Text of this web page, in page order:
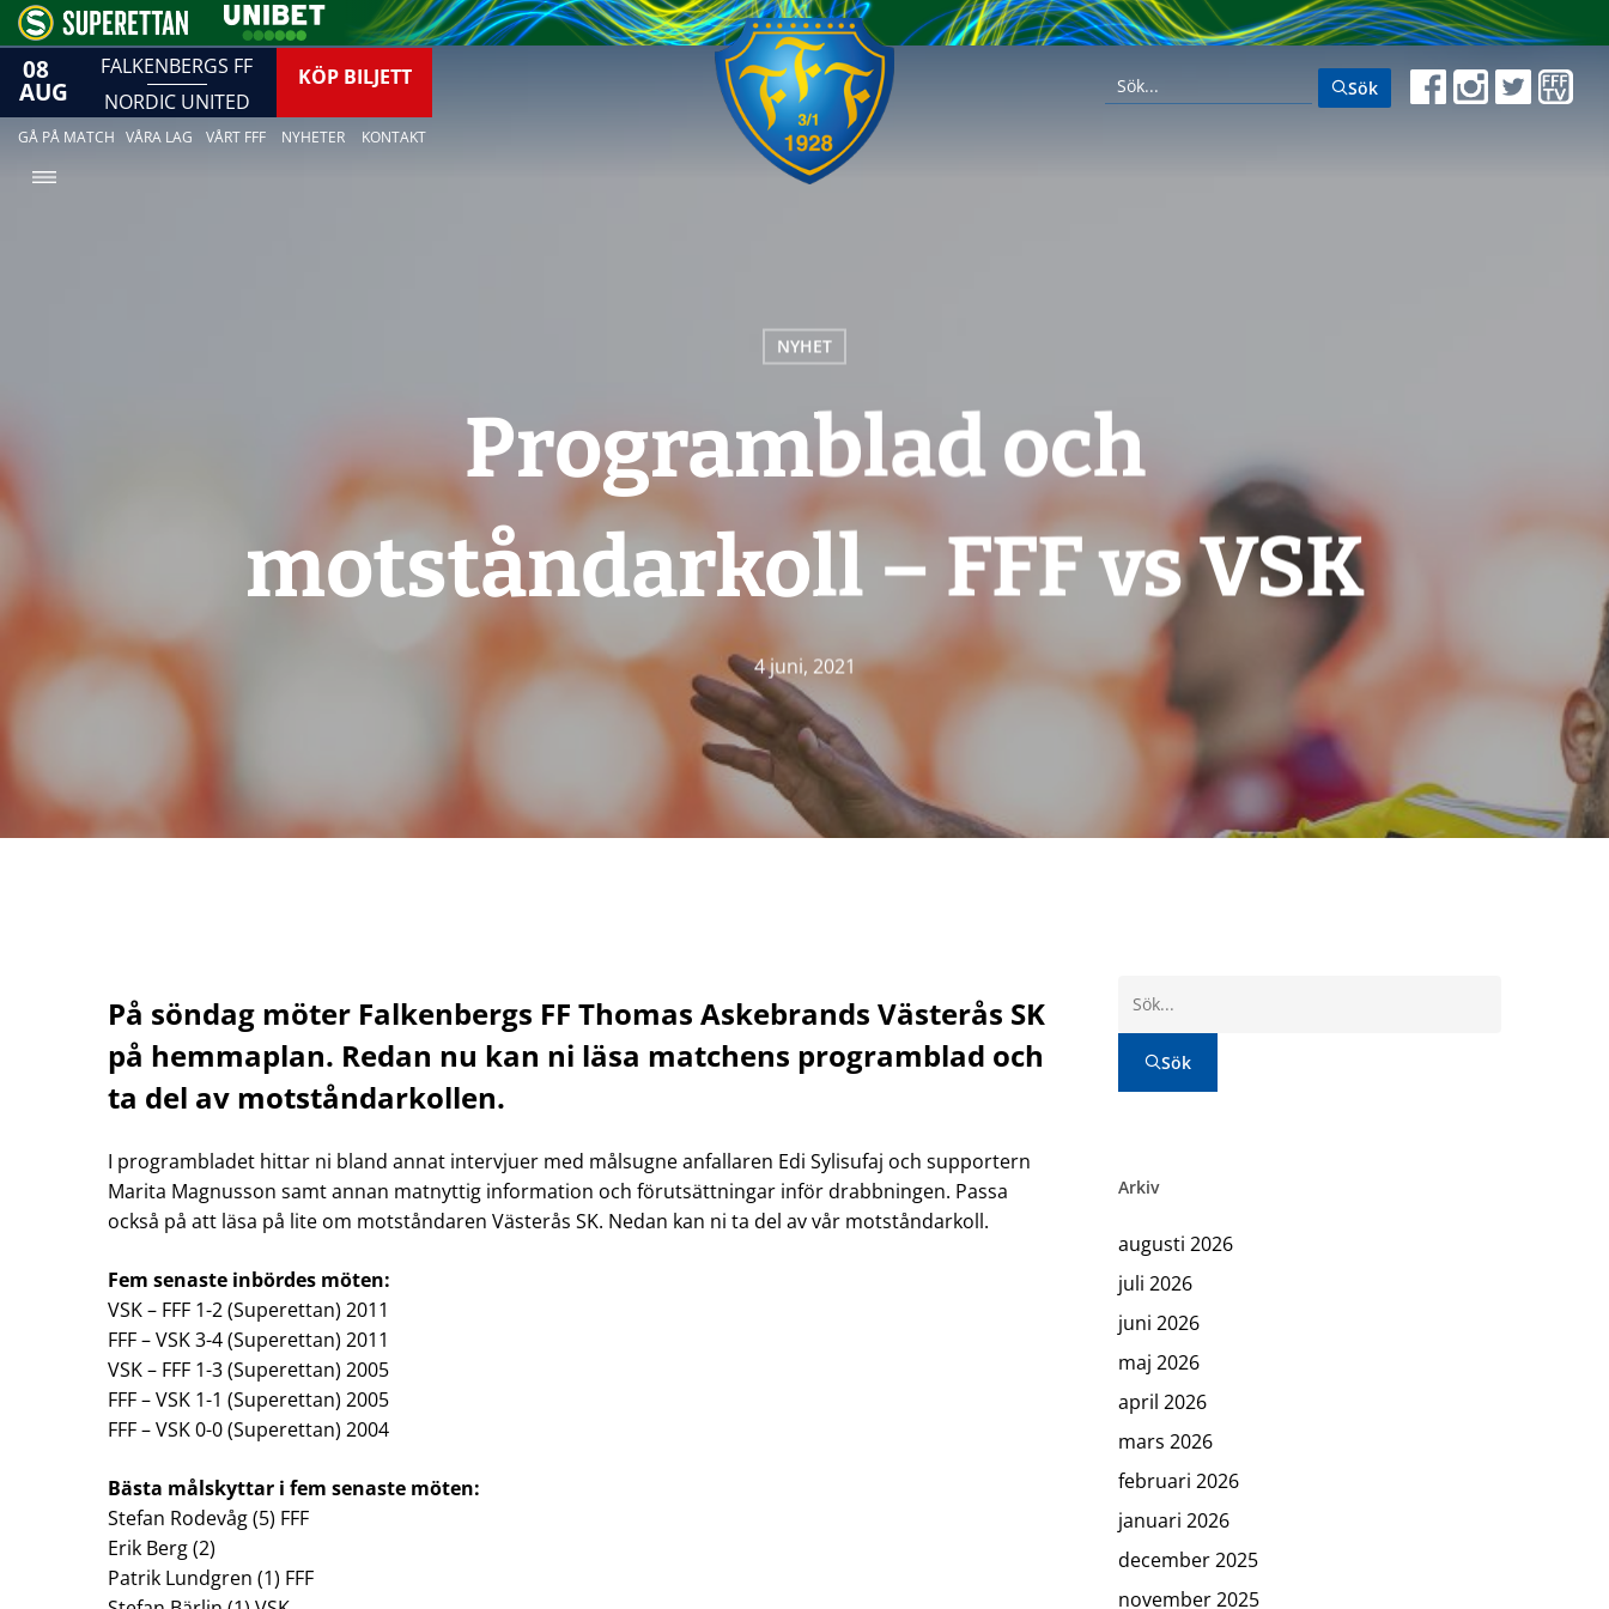
08
AUG
FALKENBERGS FF
NORDIC UNITED
KÖP BILJETT Sök
GÅ PÅ MATCH VÅRA LAG VÅRT FFF NYHETER KONTAKT
NYHET
Programblad och
motståndarkoll – FFF vs VSK
4 juni, 2021
På söndag möter Falkenbergs FF Thomas Askebrands Västerås SK
på hemmaplan. Redan nu kan ni läsa matchens programblad och
ta del av motståndarkollen.
I programbladet hittar ni bland annat intervjuer med målsugne anfallaren Edi Sylisufaj och supportern
Marita Magnusson samt annan matnyttig information och förutsättningar inför drabbningen. Passa
också på att läsa på lite om motståndaren Västerås SK. Nedan kan ni ta del av vår motståndarkoll.
Fem senaste inbördes möten:
VSK – FFF 1-2 (Superettan) 2011
FFF – VSK 3-4 (Superettan) 2011
VSK – FFF 1-3 (Superettan) 2005
FFF – VSK 1-1 (Superettan) 2005
FFF – VSK 0-0 (Superettan) 2004
Bästa målskyttar i fem senaste möten:
Stefan Rodevåg (5) FFF
Erik Berg (2)
Patrik Lundgren (1) FFF
Sök
Arkiv
augusti 2026
juli 2026
juni 2026
maj 2026
april 2026
mars 2026
februari 2026
januari 2026
december 2025
november 2025